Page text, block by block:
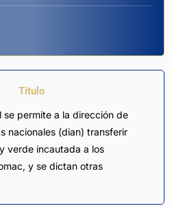
Título
se permite a la dirección de
nacionales (dian) transferir
verde incautada a los
y se dictan otras